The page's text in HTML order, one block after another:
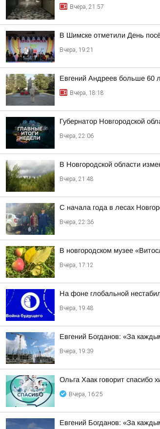
Вчера, 21:57
В Шимске отметили День
Вчера, 19:21
Евгений Андреев больше 60
Вчера, 18:18
Губернатор Новгородской
Вчера, 22:06
В Новгородской области
Вчера, 21:48
С начала года в лесах
Вчера, 22:36
В новгородском музее
Вчера, 17:12
На фоне глобальной
Вчера, 19:48
Евгений Богданов: «За
Вчера, 19:39
Ольга Хаак говорит спасибо
Вчера, 16:25
Евгений Богданов: «За